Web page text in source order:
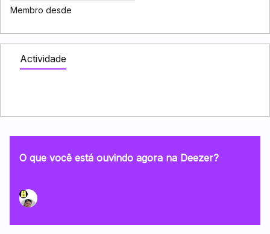
Membro desde
Actividade
O que você está ouvindo agora na Deezer?